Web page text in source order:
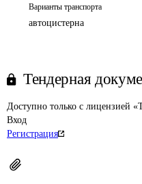
Варианты транспорта
автоцистерна
Тендерная
Доступно только с лицензией
Вход
Регистрация